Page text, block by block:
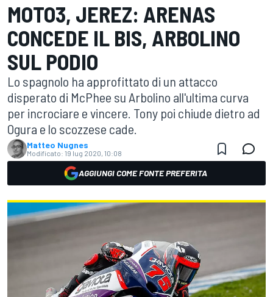
MOTO3, JEREZ: ARENAS
CONCEDE IL BIS, ARBOLINO
SUL PODIO
Lo spagnolo ha approfittato di un attacco
disperato di McPhee su Arbolino all'ultima curva
per incrociare e vincere. Tony poi chiude dietro ad
Ogura e lo scozzese cade.
Matteo Nugnes
Modificato: 19 lug 2020, 10:08
AGGIUNGI COME FONTE PREFERITA